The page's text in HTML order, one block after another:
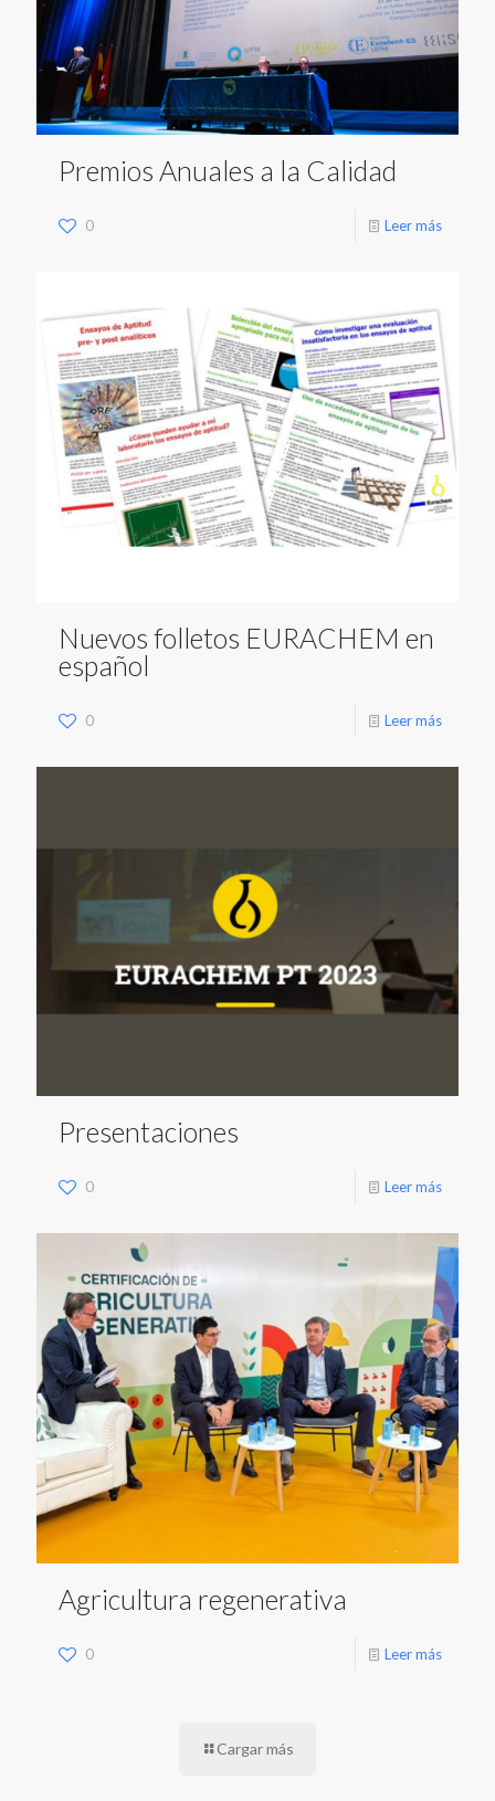
Premios Anuales a la Calidad
0 Leer más
Nuevos folletos EURACHEM en
español
0 Leer más
Presentaciones
0 Leer más
Agricultura regenerativa
0 Leer más
Cargar más